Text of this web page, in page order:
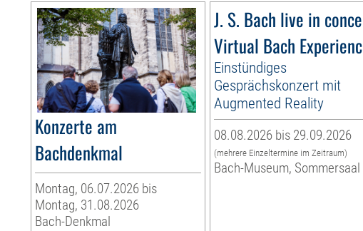
Konzerte am
Bachdenkmal
Montag, 06.07.2026 bis
Montag, 31.08.2026
Bach-Denkmal
J. S. Bach live in
Virtual Bach
Einstündiges
Gesprächskonzert mit
Augmented Reality
08.08.2026 bis 29.09.2026
(mehrere Einzeltermine im Zeitraum)
Bach-Museum, Sommersaal